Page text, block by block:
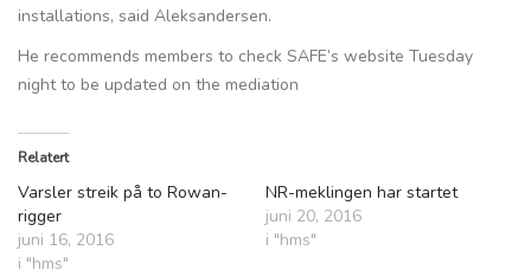
installations, said Aleksandersen.
He recommends members to check SAFE’s website Tuesday
night to be updated on the mediation
Relatert
Varsler streik på to Rowan-
rigger
juni 16, 2016
i "hms"
NR-meklingen har startet
juni 20, 2016
i "hms"